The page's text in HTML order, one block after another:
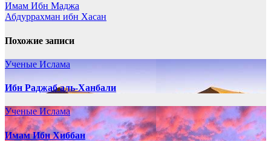
Имам Ибн Маджа
Абдуррахман ибн Хасан
Похожие записи
Ученые Ислама
Ибн Раджаб аль-Ханбали
Ученые Ислама
Имам Ибн Хиббан